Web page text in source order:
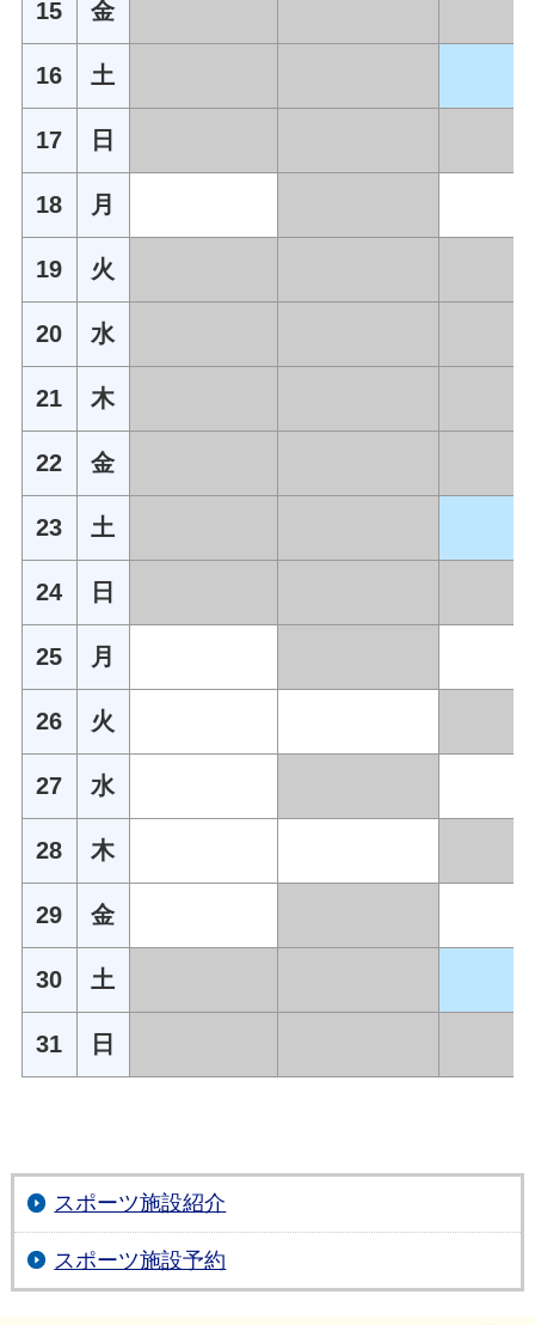
15 金
16 土
17 日
18 月
19 火
20 水
21 木
22 金
23 土
24 日
25 月
26 火
27 水
28 木
29 金
30 土
31 日
スポーツ施設紹介
スポーツ施設予約